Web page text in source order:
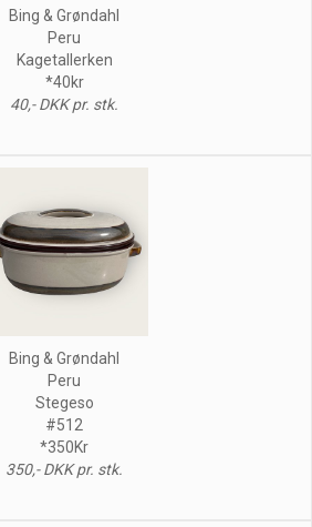
Bing & Grøndahl
Peru
Kagetallerken
*40kr
40,- DKK pr. stk.
Bing & Grøndahl
Peru
Stegeso
#512
*350Kr
350,- DKK pr. stk.